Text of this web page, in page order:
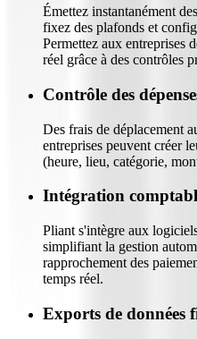
Émettez instantanément
fixez des plafonds et
Permettez aux entreprises
réel grâce à des contrôles
Contrôle des
Des frais de déplacement
entreprises peuvent créer
(heure, lieu, catégorie,
Intégration
Pliant s'intègre aux
simplifiant la gestion
rapprochement des
temps réel.
Exports de données